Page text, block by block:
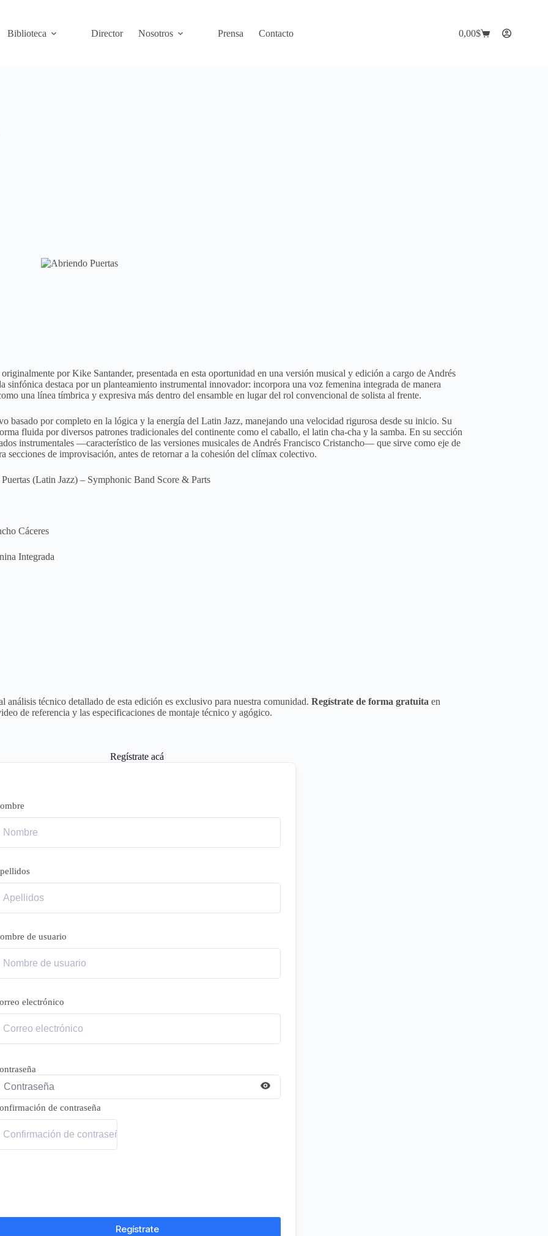
Biblioteca Director Nosotros Prensa Contacto
Carro
0,00$
por Kike Santander, presentada en esta oportunidad en una versión musical y edición a cargo de Andrés
sinfónica destaca por un planteamiento instrumental innovador: incorpora una voz femenina integrada de manera
una línea tímbrica y expresiva más dentro del ensamble en lugar del rol convencional de solista al frente.
basado por completo en la lógica y la energía del Latin Jazz, manejando una velocidad rigurosa desde su inicio. Su
fluida por diversos patrones tradicionales del continente como el caballo, el latin cha-cha y la samba. En su sección
instrumentales —característico de las versiones musicales de Andrés Francisco Cristancho— que sirve como eje de
secciones de improvisación, antes de retornar a la cohesión del clímax colectivo.
(Latin Jazz) – Symphonic Band Score & Parts
Cáceres
Integrada
análisis técnico detallado de esta edición es exclusivo para nuestra comunidad. Regístrate de forma gratuita en
de referencia y las especificaciones de montaje técnico y agógico.
Regístrate acá
de usuario
electrónico
de contraseña
Regístrate